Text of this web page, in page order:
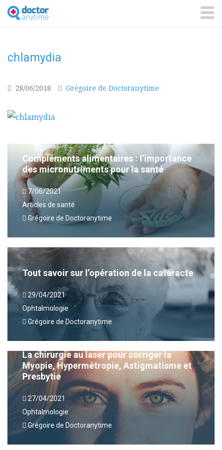
DoctorAnyTime
You
are
chlamydia
28/06/2018 Grégoire de Doctoranytime
Compléments alimentaires : l’importance
des micronutriments pour la santé
7/06/2021
Articles de santé
Grégoire de Doctoranytime
Tout savoir sur l’opération de la cataracte
29/04/2021
Ophtalmologie
Grégoire de Doctoranytime
La chirurgie au laser pour corriger la
Myopie, Hypermétropie, Astigmatisme et
Presbytie
27/04/2021
Ophtalmologie
Grégoire de Doctoranytime